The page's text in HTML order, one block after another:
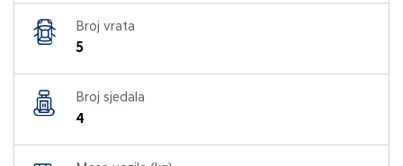
Broj vrata
5
Broj sjedala
4